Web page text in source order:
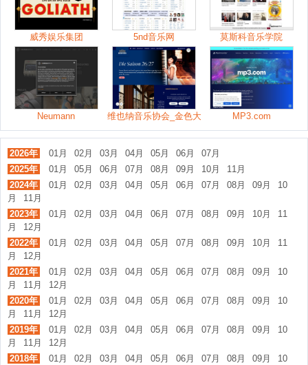
威秀娱乐集团 5nd音乐网 莫斯科音乐学院
Neumann 维也纳音乐协会_金色大厅 MP3.com
2026年 01月 02月 03月 04月 05月 06月
07月
2025年
01月 05月 06月 07月 08月 09月 10月
11月
2024年
01月 02月 03月 04月 05月 06月 07月 08月 09月
10
月
11月
2023年
01月 02月 03月 04月 06月 07月 08月 09月 10月
11
月
12月
2022年
01月 02月 03月 04月 05月 07月 08月 09月 10月
11
月
12月
2021年
01月 02月 03月 04月 05月 06月 07月 08月 09月
10
月
11月
12月
2020年
01月 02月 03月 04月 05月 06月 07月 08月 09月
10
月
11月
12月
2019年
01月 02月 03月 04月 05月 06月 07月 08月 09月
10
月
11月
12月
2018年
01月 02月 03月 04月 05月 06月 07月 08月 09月
10